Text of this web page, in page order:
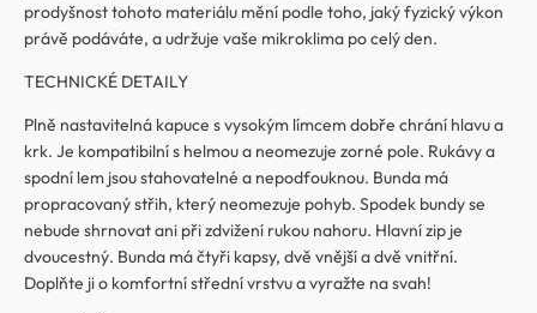
prodyšnost tohoto materiálu mění podle toho, jaký fyzický výkon
právě podáváte, a udržuje vaše mikroklima po celý den.
TECHNICKÉ DETAILY
Plně nastavitelná kapuce s vysokým límcem dobře chrání hlavu a
krk. Je kompatibilní s helmou a neomezuje zorné pole. Rukávy a
spodní lem jsou stahovatelné a nepodfouknou. Bunda má
propracovaný střih, který neomezuje pohyb. Spodek bundy se
nebude shrnovat ani při zdvižení rukou nahoru. Hlavní zip je
dvoucestný. Bunda má čtyři kapsy, dvě vnější a dvě vnitřní.
Doplňte ji o komfortní střední vrstvu a vyražte na svah!